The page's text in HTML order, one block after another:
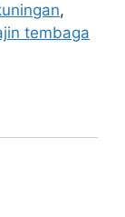
,
tembaga